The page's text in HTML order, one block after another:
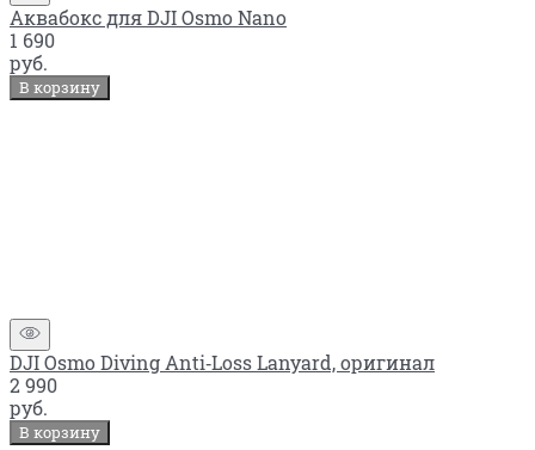
Аквабокс для DJI Osmo Nano
1 690
руб.
В корзину
DJI Osmo Diving Anti‑Loss Lanyard, оригинал
2 990
руб.
В корзину